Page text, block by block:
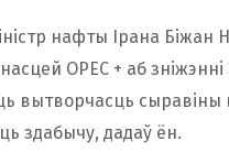
нафты Ірана Біжан
ОРЕС + аб
вытворчасць сыравіны
здабычу, дадаў ён.